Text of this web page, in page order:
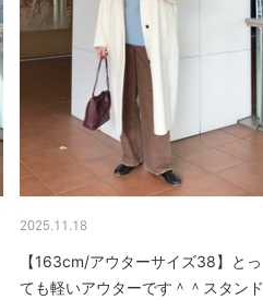
2025.11.18
【163cm/アウターサイズ38】とっ
ても軽いアウターです＾＾スタンド